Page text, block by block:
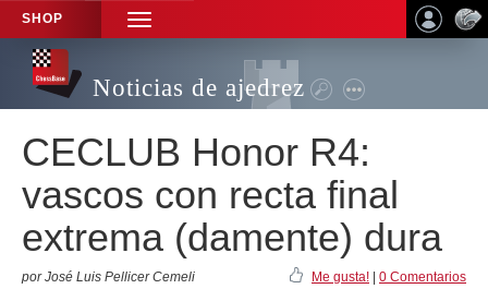
SHOP
TOGGLE
NAVIGATION
Noticias de ajedrez
CECLUB Honor R4:
vascos con recta final
extrema (damente) dura
por José Luis Pellicer Cemeli Me gusta! 0 Comentarios